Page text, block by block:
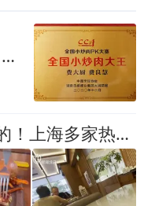
很多人爱吃，竟然是假的！上海多家热门餐饮店被曝光，网友热议